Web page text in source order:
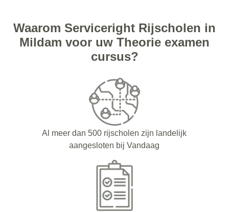
Waarom Serviceright Rijscholen in
Mildam voor uw Theorie examen
cursus?
Al meer dan 500 rijscholen zijn landelijk
aangesloten bij Vandaag